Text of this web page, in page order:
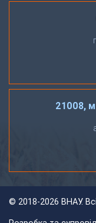
21008,
© 2018-2026 ВНАУ.